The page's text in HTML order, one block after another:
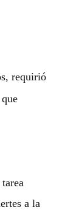
requirió
a la